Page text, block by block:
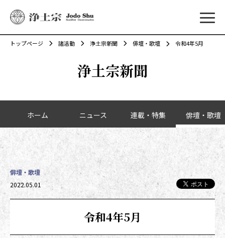
メ
浄土宗新聞
トップページ 諸活動 浄土宗新聞 俳壇・歌壇 令和4年5月
カテゴリーナビゲーション
ホーム ニュース 連載・特集 俳壇・歌壇
令和4年5月
俳壇・歌壇
投稿日時
2022.05.01